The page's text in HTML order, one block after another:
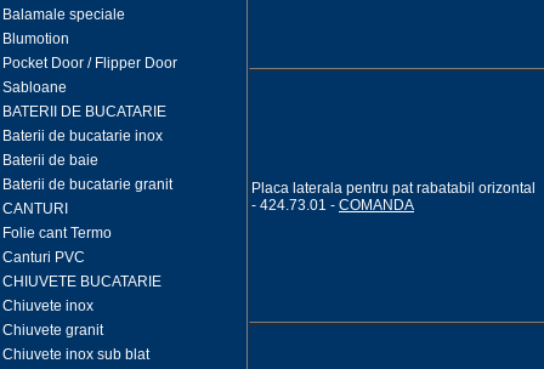
Balamale speciale
Blumotion
Pocket Door / Flipper Door
Sabloane
BATERII DE BUCATARIE
Baterii de bucatarie inox
Baterii de baie
Baterii de bucatarie granit
CANTURI
Folie cant Termo
Canturi PVC
CHIUVETE BUCATARIE
Chiuvete inox
Chiuvete granit
Chiuvete inox sub blat
Placa laterala pentru pat rabatabil orizontal
- 424.73.01 - COMANDA